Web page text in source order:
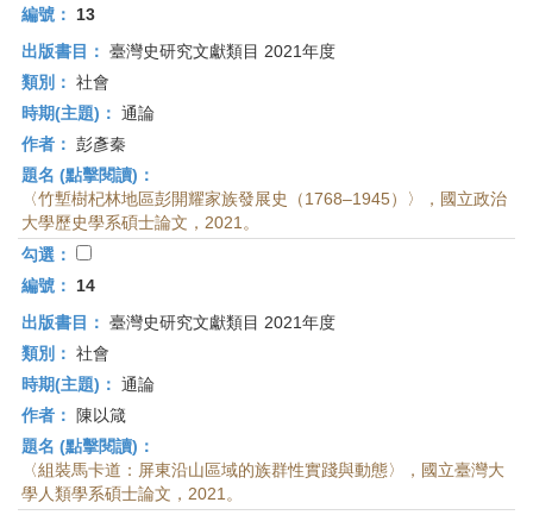
編號：
13
出版書目： 臺灣史研究文獻類目 2021年度
類別： 社會
時期(主題)： 通論
作者： 彭彥秦
題名 (點擊閱讀)：
〈竹塹樹杞林地區彭開耀家族發展史（1768–1945）〉，國立政治
大學歷史學系碩士論文，2021。
勾選：
編號：
14
出版書目： 臺灣史研究文獻類目 2021年度
類別： 社會
時期(主題)： 通論
作者：
陳以箴
題名 (點擊閱讀)：
〈組裝馬卡道：屏東沿山區域的族群性實踐與動態〉，國立臺灣大
學人類學系碩士論文，2021。